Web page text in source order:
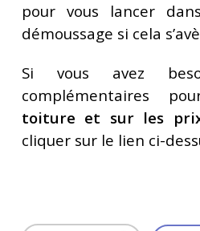
pour vous lancer
démoussage si cela
Si vous avez
complémentaires
toiture et sur les
cliquer sur le lien ci-